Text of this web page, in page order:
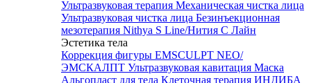
Ультразвуковая терапия Механическая чистка лица
Ультразвуковая чистка лица Безинъекционная
мезотерапия Nithya S Line/Нития С Лайн
Эстетика тела
Коррекция фигуры EMSCULPT NEO/
ЭМСКАЛПТ Ультразвуковая кавитация Маска
Альгопласт для тела Клеточная терапия ИНДИБА